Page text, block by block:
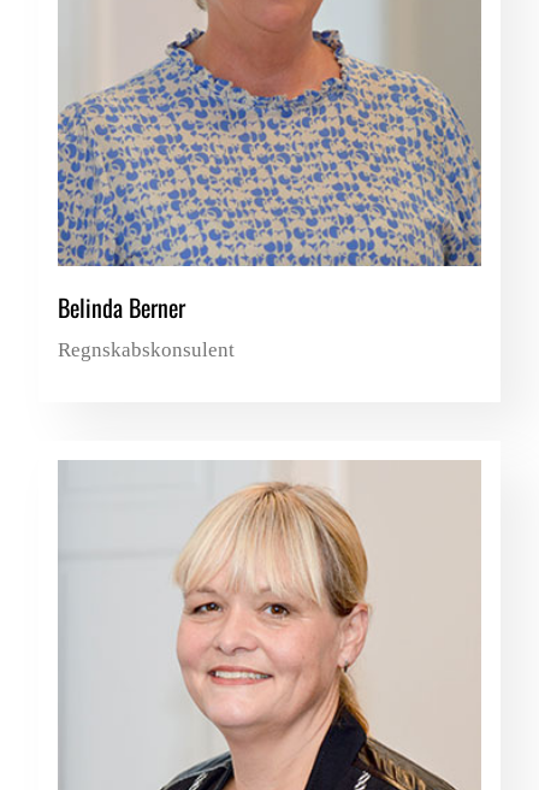
Belinda Berner
Regnskabskonsulent